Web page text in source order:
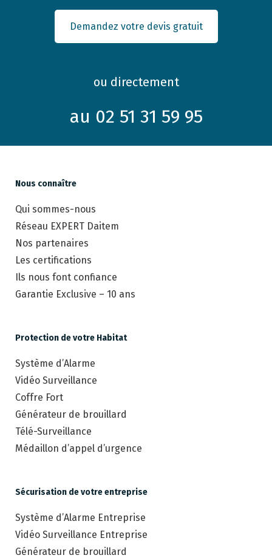
Demandez votre devis gratuit
ou directement
au 02 51 31 59 95
Nous connaître
Qui sommes-nous
Réseau EXPERT Daitem
Nos partenaires
Les certifications
Ils nous font confiance
Garantie Exclusive – 10 ans
Protection de votre Habitat
Système d’Alarme
Vidéo Surveillance
Coffre Fort
Générateur de brouillard
Télé-Surveillance
Médaillon d’appel d’urgence
Sécurisation de votre entreprise
Système d’Alarme Entreprise
Vidéo Surveillance Entreprise
Générateur de brouillard